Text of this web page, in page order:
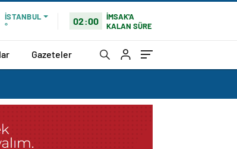
İSTANBUL
°
02:00
İMSAK'A
KALAN SÜRE
Gazeteler